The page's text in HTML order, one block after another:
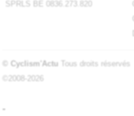
SPRLS BE 0836.273.820
© Cyclism'Actu Tous droits réservés
©2008-2026
-